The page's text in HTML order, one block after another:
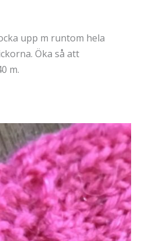
upp m runtom hela
Öka så att
m.